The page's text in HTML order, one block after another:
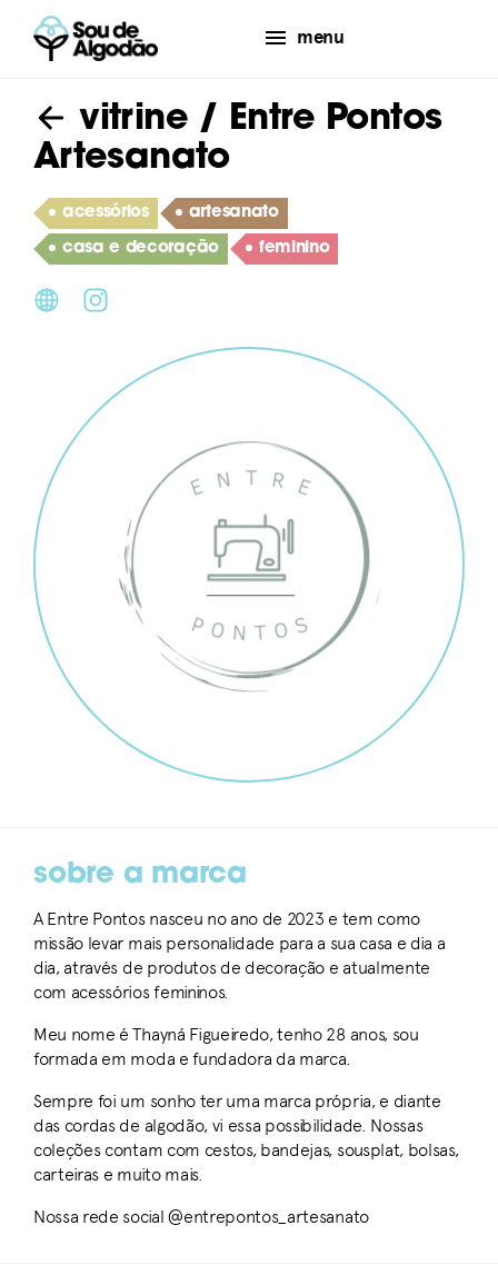
menu
vitrine/ Entre Pontos
Artesanato
acessórios artesanato
casa e decoração feminino
sobre a marca
A Entre Pontos nasceu no ano de 2023 e tem como
missão levar mais personalidade para a sua casa e dia a
dia, através de produtos de decoração e atualmente
com acessórios femininos.
Meu nome é Thayná Figueiredo, tenho 28 anos, sou
formada em moda e fundadora da marca.
Sempre foi um sonho ter uma marca própria, e diante
das cordas de algodão, vi essa possibilidade. Nossas
coleções contam com cestos, bandejas, sousplat, bolsas,
carteiras e muito mais.
Nossa rede social @entrepontos_artesanato